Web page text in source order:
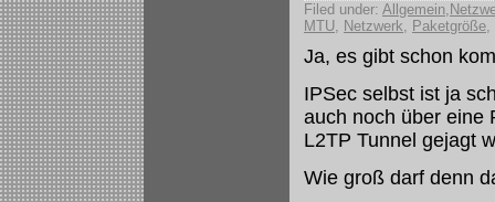
Filed under: Allgemein,
MTU, Netzwerk, Paketgröße,
Ja, es gibt schon
IPSec selbst ist ja
auch noch über eine
L2TP Tunnel gejagt
Wie groß darf denn